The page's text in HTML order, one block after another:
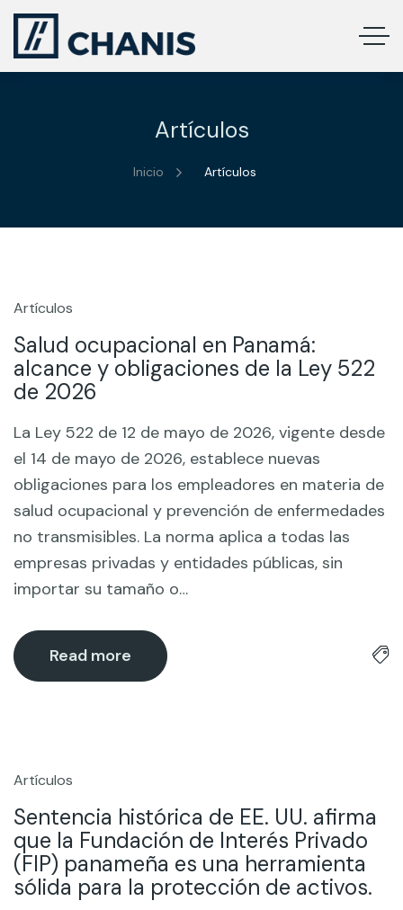
Artículos
Inicio Artículos
14
Artículos
Salud ocupacional en Panamá:
alcance y obligaciones de la Ley 522
de 2026
La Ley 522 de 12 de mayo de 2026, vigente desde
el 14 de mayo de 2026, establece nuevas
obligaciones para los empleadores en materia de
salud ocupacional y prevención de enfermedades
no transmisibles. La norma aplica a todas las
empresas privadas y entidades públicas, sin
importar su tamaño o…
Read more
21
Artículos
Sentencia histórica de EE. UU. afirma
que la Fundación de Interés Privado
(FIP) panameña es una herramienta
sólida para la protección de activos.